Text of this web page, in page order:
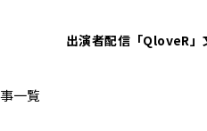
出演者配信「QloveR」
LATCH!」出演
一覧